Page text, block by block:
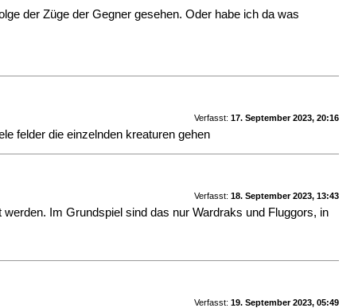
der Züge der Gegner gesehen. Oder habe ich da was
Verfasst: 17. September 2023, 20:16
felder die einzelnden kreaturen gehen
Verfasst: 18. September 2023, 13:43
Im Grundspiel sind das nur Wardraks und Fluggors, in
Verfasst: 19. September 2023, 05:49